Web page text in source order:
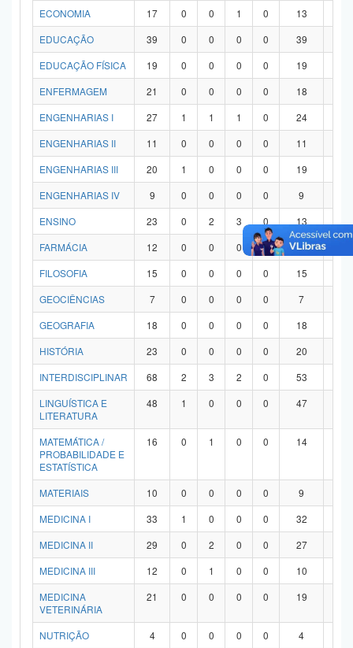
ECONOMIA
17 0 0 1 0 13
EDUCAÇÃO
39 0 0 0 0 39
EDUCAÇÃO FÍSICA
19 0 0 0 0 19
ENFERMAGEM
21 0 0 0 0 18
ENGENHARIAS I
27 1 1 1 0 24
ENGENHARIAS II
11 0 0 0 0 11
ENGENHARIAS III
20 1 0 0 0 19
ENGENHARIAS IV
9 0 0 0 0 9
ENSINO
23 0 2 3 0 13
FARMÁCIA
12 0 0 0 0 12
FILOSOFIA
15 0 0 0 0 15
GEOCIÊNCIAS
7 0 0 0 0 7
GEOGRAFIA
18 0 0 0 0 18
HISTÓRIA
23 0 0 0 0 20
INTERDISCIPLINAR
68 2 3 2 0 53
LINGUÍSTICA E
LITERATURA
48 1 0 0 0 47
MATEMÁTICA /
PROBABILIDADE E
ESTATÍSTICA
16 0 1 0 0 14
MATERIAIS 10 0 0 0 0 9
MEDICINA I
33 1 0 0 0 32
MEDICINA II
29 0 2 0 0 27
MEDICINA III
12 0 1 0 0 10
MEDICINA
VETERINÁRIA
21 0 0 0 0 19
NUTRIÇÃO 4 0 0 0 0 4